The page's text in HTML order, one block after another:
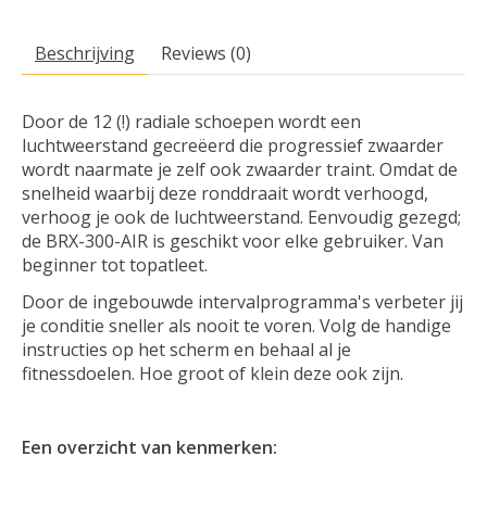
Beschrijving Reviews (0)
Door de 12 (!) radiale schoepen wordt een
luchtweerstand gecreëerd die progressief zwaarder
wordt naarmate je zelf ook zwaarder traint. Omdat de
snelheid waarbij deze ronddraait wordt verhoogd,
verhoog je ook de luchtweerstand. Eenvoudig gezegd;
de BRX-300-AIR is geschikt voor elke gebruiker. Van
beginner tot topatleet.
Door de ingebouwde intervalprogramma's verbeter jij
je conditie sneller als nooit te voren. Volg de handige
instructies op het scherm en behaal al je
fitnessdoelen. Hoe groot of klein deze ook zijn.
Een overzicht van kenmerken: